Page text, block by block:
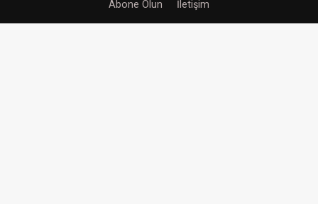
Abone Olun İletişim